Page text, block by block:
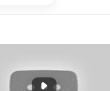
Phát đoạn giới thiệu